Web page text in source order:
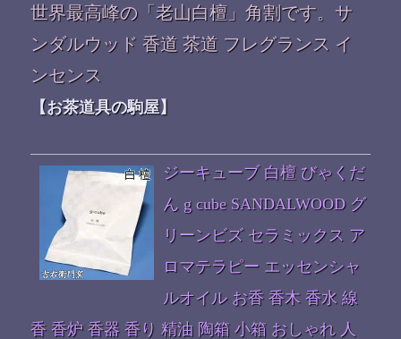
世界最高峰の「老山白檀」角割です。サ
ンダルウッド 香道 茶道 フレグランス イ
ンセンス
【お茶道具の駒屋】
ジーキューブ 白檀 びゃくだ
ん g cube SANDALWOOD グ
リーンビズ セラミックス ア
ロマテラピー エッセンシャ
ルオイル お香 香木 香水 線
香 香炉 香器 香り 精油 陶箱 小箱 おしゃれ 人